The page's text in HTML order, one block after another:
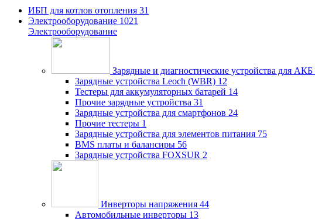
ИБП для котлов отопления 31
Электрооборудование 1021
Электрооборудование
Зарядные и диагностические устройства для АКБ
Зарядные устройства Leoch (WBR) 12
Тестеры для аккумуляторных батарей 14
Прочие зарядные устройства 31
Зарядные устройства для смартфонов 24
Прочие тестеры 1
Зарядные устройства для элементов питания 75
BMS платы и балансиры 56
Зарядные устройства FOXSUR 2
Инверторы напряжения 44
Автомобильные инверторы 13